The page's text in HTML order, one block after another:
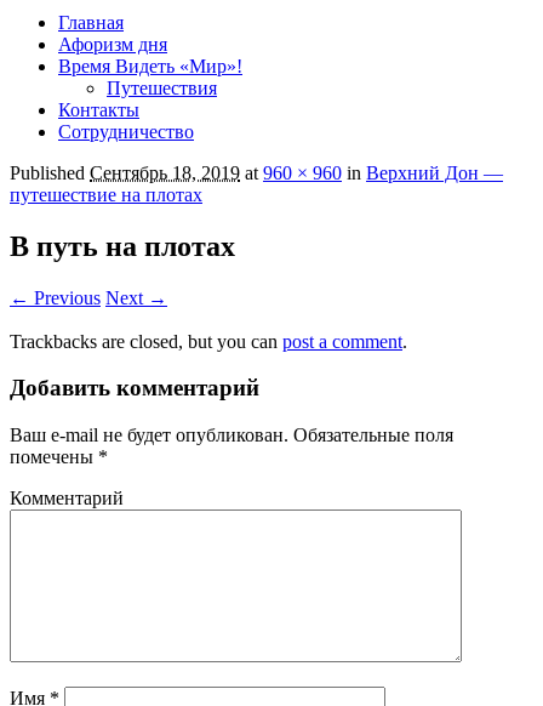
Главная
Афоризм дня
Время Видеть «Мир»!
Путешествия
Контакты
Сотрудничество
Published Сентябрь 18, 2019 at 960 × 960 in Верхний Дон —
путешествие на плотах
В путь на плотах
← Previous Next →
Trackbacks are closed, but you can post a comment.
Добавить комментарий
Ваш e-mail не будет опубликован. Обязательные поля
помечены *
Комментарий
Имя *